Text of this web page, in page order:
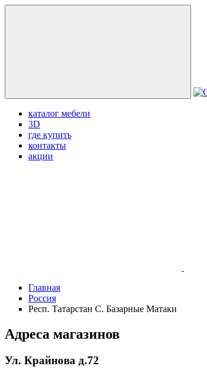
каталог мебели
3D
где купить
контакты
акции
Главная
Россия
Респ. Татарстан С. Базарные Матаки
Адреса магазинов
Ул. Крайнова д.72